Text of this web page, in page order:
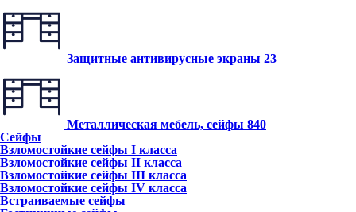
Защитные антивирусные экраны 23
Металлическая мебель, сейфы 840
Сейфы
Взломостойкие сейфы I класса
Взломостойкие сейфы II класса
Взломостойкие сейфы III класса
Взломостойкие сейфы IV класса
Встраиваемые сейфы